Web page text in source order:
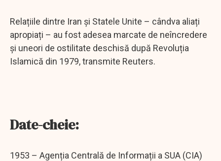
Relațiile dintre Iran și Statele Unite – cândva aliați
apropiați – au fost adesea marcate de neîncredere
și uneori de ostilitate deschisă după Revoluția
Islamică din 1979, transmite Reuters.
Date-cheie:
1953 – Agenția Centrală de Informații a SUA (CIA)